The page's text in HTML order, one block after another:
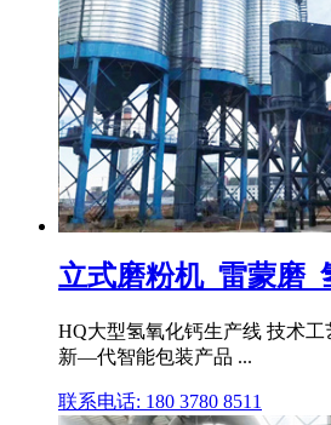
立式磨粉机_雷蒙磨
HQ大型氢氧化钙生产线 技术
新—代智能包装产品 ...
联系电话: 180 3780 8511